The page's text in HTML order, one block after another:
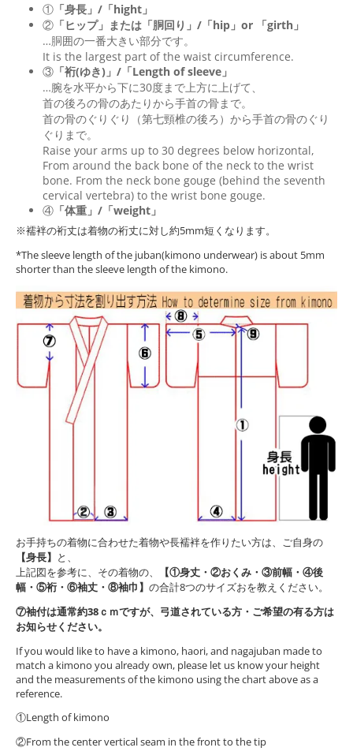
① 「身長」/「hight」
② 「ヒップ」または「胴回り」/「hip 」or 「girth 」
…胴囲の一番大きい部分です。
It is the largest part of the waist circumference.
③ 「裄(ゆき)」/「Length of sleeve」
…腕を水平から下に30度まで上方に上げて、
首の後ろの骨のあたりから手首の骨まで。
首の骨のぐりぐり（第七頸椎の後ろ）から手首の骨のぐり
ぐりまで。
Raise your arms up to 30 degrees below horizontal,
From around the back bone of the neck to the wrist
bone. From the neck bone gouge (behind the seventh
cervical vertebra) to the wrist bone gouge.
④ 「体重」/「weight」
※襦袢の裄丈は着物の裄丈に対し約5mm短くなります。
*The sleeve length of the juban(kimono underwear) is about 5mm
shorter than the sleeve length of the kimono.
お手持ちの着物に合わせた着物や長襦袢を作りたい方は、ご自身の
【身長】 と、
上記図を参考に、その着物の、
【①身丈・②おくみ・③前幅・④後
幅・⑤裄・⑥袖丈・⑧袖巾】 の合計8つのサイズおを教えください。
⑦袖付は通常約38ｃｍですが、弓道されている方・ご希望の有る方は
お知らせください。
If you would like to have a kimono, haori, and nagajuban made to
match a kimono you already own, please let us know your height
and the measurements of the kimono using the chart above as a
reference.
①Length of kimono
②From the center vertical seam in the front to the tip